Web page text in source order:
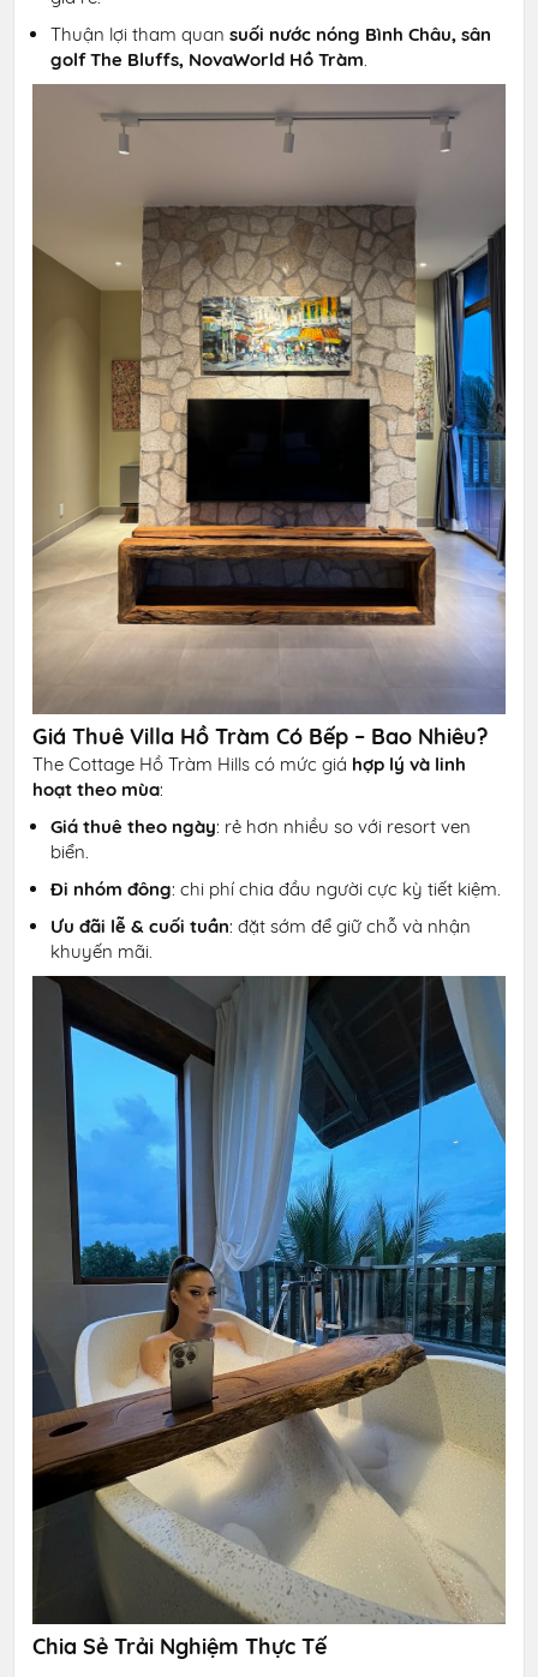
Thuận lợi tham quansuối nước nóng Bình Châu, sân
golf The Bluffs, NovaWorld Hồ Tràm.
Giá Thuê Villa Hồ Tràm Có Bếp – Bao Nhiêu?
The Cottage Hồ Tràm Hills có mức giá hợp lý và linh
hoạt theo mùa:
Giá thuê theo ngày: rẻ hơn nhiều so với resort ven
biển.
Đi nhóm đông: chi phí chia đầu người cực kỳ tiết kiệm.
Ưu đãi lễ & cuối tuần: đặt sớm để giữ chỗ và nhận
khuyến mãi.
Chia Sẻ Trải Nghiệm Thực Tế